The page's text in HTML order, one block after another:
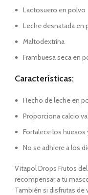
Lactosuero en polvo
Leche desnatada en
Maltodextrina
Frambuesa seca en
Características:
Hecho de leche en
Proporciona calcio
Fortalece los huesos
No se adhiere a los
Vitapol Drops Frutos
recompensar a tu
También si disfrutas de